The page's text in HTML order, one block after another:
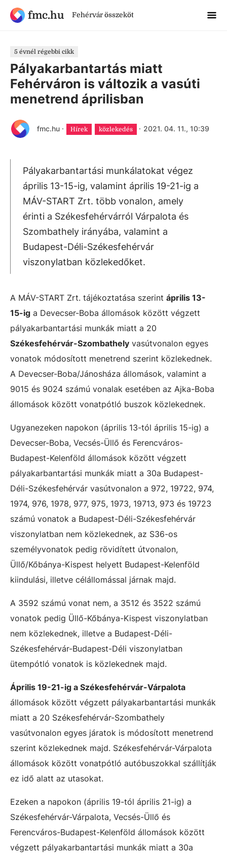
fmc.hu Fehérvár összeköt
5 évnél régebbi cikk
Pályakarbantartás miatt
Fehérváron is változik a vasúti
menetrend áprilisban
fmc.hu · Hírek közlekedés · 2021. 04. 11., 10:39
Pályakarbantartási munkálatokat végez
április 13-15-ig, valamint április 19-21-ig a
MÁV-START Zrt. több vonalon, amely
érinti a Székesfehérvárról Várpalota és
Szombathely irányába, valamint a
Budapest-Déli-Székesfehérvár
viszonylatban közlekedőket.
A MÁV-START Zrt. tájékoztatása szerint április 13-
15-ig a Devecser-Boba állomások között végzett
pályakarbantartási munkák miatt a 20
Székesfehérvár-Szombathely vasútvonalon egyes
vonatok módosított menetrend szerint közlekednek.
A Devecser-Boba/Jánosháza állomások, valamint a
9015 és 9024 számú vonalak esetében az Ajka-Boba
állomások között vonatpótló buszok közlekednek.
Ugyanezeken napokon (április 13-tól április 15-ig) a
Devecser-Boba, Vecsés-Üllő és Ferencváros-
Budapest-Kelenföld állomások között végzett
pályakarbantartási munkák miatt a 30a Budapest-
Déli-Székesfehérvár vasútvonalon a 972, 19722, 974,
1974, 976, 1978, 977, 975, 1973, 19713, 973 és 19723
számú vonatok a Budapest-Déli-Székesfehérvár
viszonylatban nem közlekednek, az S36-os
személyvonatok pedig rövidített útvonalon,
Üllő/Kőbánya-Kispest helyett Budapest-Kelenföld
kiindulási, illetve célállomással járnak majd.
A 3592 számú vonat nem, a 3512 és 3522 számú
vonatok pedig Üllő-Kőbánya-Kispest viszonylatban
nem közlekednek, illetve a Budapest-Déli-
Székesfehérvár-Budapest-Déli viszonylatban
ütempótló vonatok is közlekednek majd.
Április 19-21-ig a Székesfehérvár-Várpalota
állomások között végzett pályakarbantartási munkák
miatt a 20 Székesfehérvár-Szombathely
vasútvonalon egyes járatok is módosított menetrend
szerint közlekednek majd. Székesfehérvár-Várpalota
állomások között vonatpótló autóbuszokkal szállítják
ez idő alatt az utasokat.
Ezeken a napokon (április 19-tól április 21-ig) a
Székesfehérvár-Várpalota, Vecsés-Üllő és
Ferencváros-Budapest-Kelenföld állomások között
végzett pályakarbantartási munkák miatt a 30a